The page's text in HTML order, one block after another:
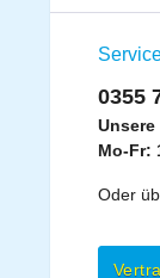
0355
Mo-Fr:
Oder